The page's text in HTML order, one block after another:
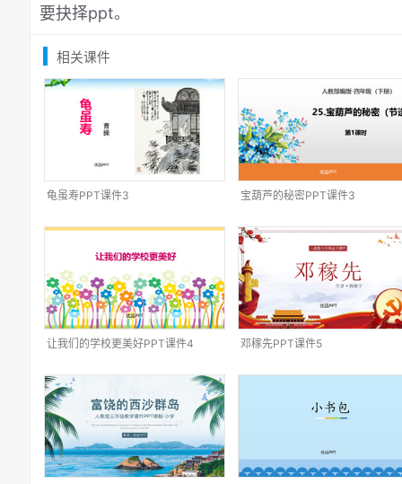
要抉择ppt。
相关课件
龟虽寿PPT课件3 宝葫芦的秘密PPT课件3
让我们的学校更美好PPT课件4 邓稼先PPT课件5